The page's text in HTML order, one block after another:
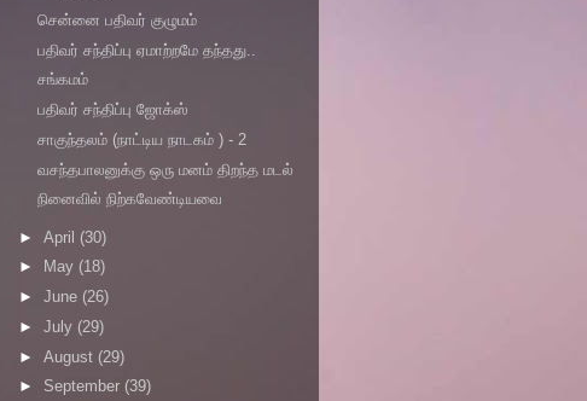
சென்னை பதிவர் குழுமம்
பதிவர் சந்திப்பு ஏமாற்றமே தந்தது..
சங்கமம்
பதிவர் சந்திப்பு ஜோக்ஸ்
சாகுந்தலம் (நாட்டிய நாடகம் ) - 2
வசந்தபாலனுக்கு ஒரு மனம் திறந்த மடல்
நினைவில் நிற்கவேண்டியவை
► April (30)
►
May (18)
► June (26)
► July (29)
► August (29)
► September (39)